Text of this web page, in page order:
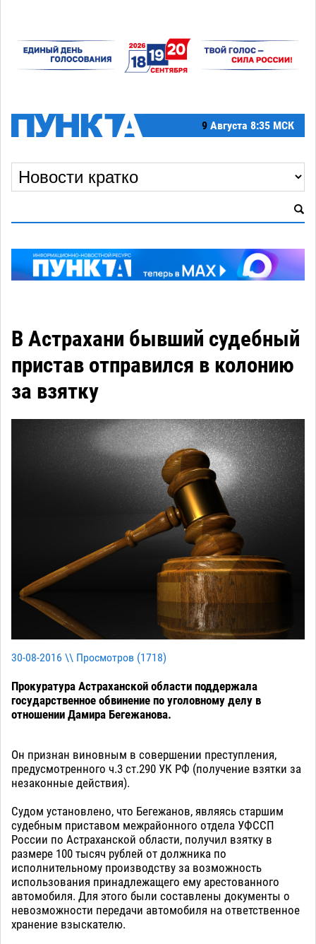
9 Августа 8:35 МСК
В Астрахани бывший судебный
пристав отправился в колонию
за взятку
30-08-2016 \\ Просмотров (1718)
Прокуратура Астраханской области поддержала
государственное обвинение по уголовному делу в
отношении Дамира Бегежанова.
Он признан виновным в совершении преступления,
предусмотренного ч.3 ст.290 УК РФ (получение взятки за
незаконные действия).
Судом установлено, что Бегежанов, являясь старшим
судебным приставом межрайонного отдела УФССП
России по Астраханской области, получил взятку в
размере 100 тысяч рублей от должника по
исполнительному производству за возможность
использования принадлежащего ему арестованного
автомобиля. Для этого были составлены документы о
невозможности передачи автомобиля на ответственное
хранение взыскателю.